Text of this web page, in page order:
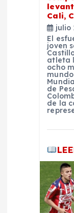
Cali,
julio
El
joven
atleta
ocho
de
de la